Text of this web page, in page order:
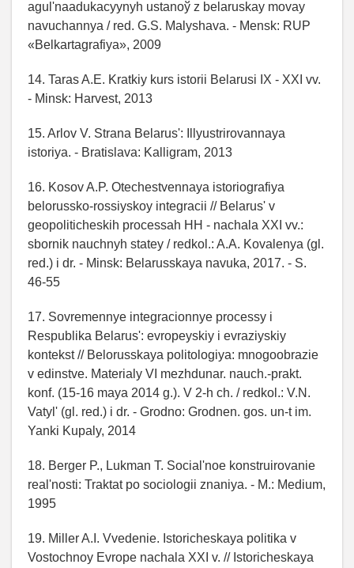
agul'naadukacyynyh ustanoў z belaruskay movay
navuchannya / red. G.S. Malyshava. - Mensk: RUP
«Belkartagrafіya», 2009
14. Taras A.E. Kratkiy kurs istorii Belarusi IX - XXI vv.
- Minsk: Harvest, 2013
15. Arlov V. Strana Belarus': Illyustrirovannaya
istoriya. - Bratislava: Kalligram, 2013
16. Kosov A.P. Otechestvennaya istoriografiya
belorussko-rossiyskoy integracii // Belarus' v
geopoliticheskih processah HH - nachala XXI vv.:
sbornik nauchnyh statey / redkol.: A.A. Kovalenya (gl.
red.) i dr. - Minsk: Belarusskaya navuka, 2017. - S.
46-55
17. Sovremennye integracionnye processy i
Respublika Belarus': evropeyskiy i evraziyskiy
kontekst // Belorusskaya politologiya: mnogoobrazie
v edinstve. Materialy VI mezhdunar. nauch.-prakt.
konf. (15-16 maya 2014 g.). V 2-h ch. / redkol.: V.N.
Vatyl' (gl. red.) i dr. - Grodno: Grodnen. gos. un-t im.
Yanki Kupaly, 2014
18. Berger P., Lukman T. Social'noe konstruirovanie
real'nosti: Traktat po sociologii znaniya. - M.: Medium,
1995
19. Miller A.I. Vvedenie. Istoricheskaya politika v
Vostochnoy Evrope nachala XXI v. // Istoricheskaya